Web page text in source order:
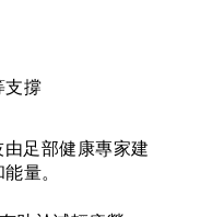
支撐
足部健康專家建
量。